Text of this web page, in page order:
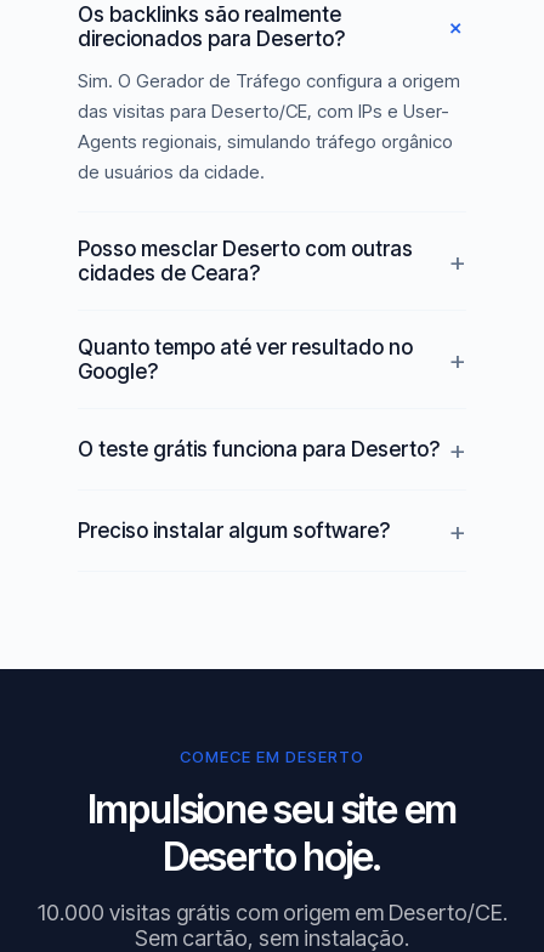
Os backlinks são realmente
direcionados para Deserto?
Sim. O Gerador de Tráfego configura a origem
das visitas para Deserto/CE, com IPs e User-
Agents regionais, simulando tráfego orgânico
de usuários da cidade.
Posso mesclar Deserto com outras
cidades de Ceara?
Quanto tempo até ver resultado no
Google?
O teste grátis funciona para Deserto?
Preciso instalar algum software?
COMECE EM DESERTO
Impulsione seu site em
Deserto hoje.
10.000 visitas grátis com origem em Deserto/CE.
Sem cartão, sem instalação.